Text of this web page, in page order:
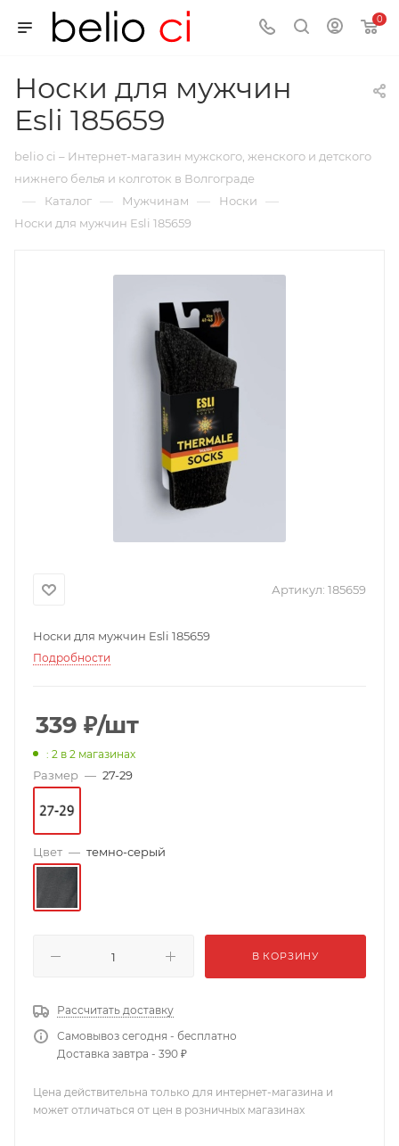
0
Носки для мужчин
Esli 185659
belio ci – Интернет-магазин мужского, женского и детского
нижнего белья и колготок в Волгограде
— Каталог — Мужчинам — Носки —
Носки для мужчин Esli 185659
Артикул: 185659
Носки для мужчин Esli 185659
Подробности
339 ₽/шт
: 2 в 2 магазинах
Размер — 27-29
Цвет — темно-серый
В КОРЗИНУ
Рассчитать доставку
Самовывоз сегодня - бесплатно
Доставка завтра - 390 ₽
Цена действительна только для интернет-магазина и
может отличаться от цен в розничных магазинах